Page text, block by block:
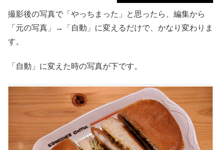
撮影後の写真で「やっちまった」と思ったら、編集から
「元の写真」→「自動」に変えるだけで、かなり変わりま
す。
「自動」に変えた時の写真が下です。